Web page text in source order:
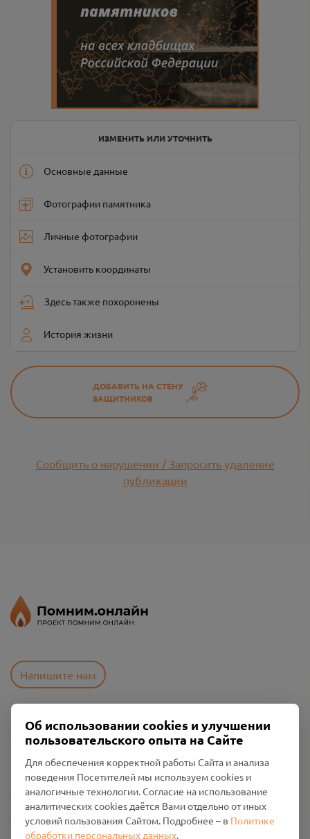
ИЗМЕНИТЬ ИЛИ УТОЧНИТЬ
Основные данные
Фотографии памятника
Личные фотографии
Установить координаты
Здесь также похоронены
История жизни
ДОБАВИТЬ НА СТЕНУ
ЗАЩИТНИКОВ
Сообщить о нарушении / Запросить удаление
публикации
Напишите нам
Пользовательское соглашение
Политика конфиденциальности
Промо-материалы
Настройки cookies
Общество с ограниченной ответственностью «Смоленский
Проект Помним»
Об использовании cookies и улучшении
пользовательского опыта на Сайте
Для обеспечения корректной работы Сайта и анализа
поведения Посетителей мы используем cookies и
аналогичные технологии. Согласие на использование
аналитических cookies даётся Вами отдельно от иных
условий пользования Сайтом. Подробнее – в Политике
обработки персональных данных.